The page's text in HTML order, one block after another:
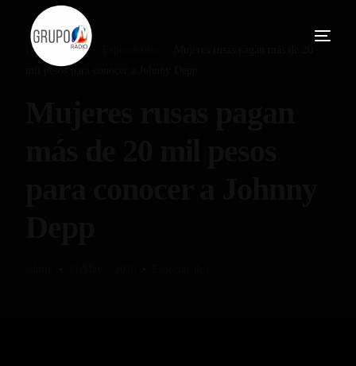
Home Blog
mil pesos para conocer a Johnny Depp